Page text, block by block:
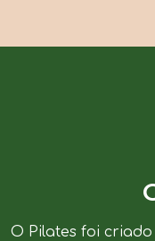
O Pilates foi